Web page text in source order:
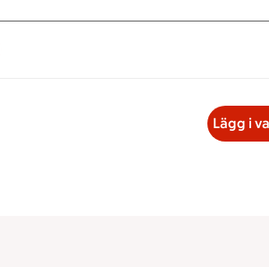
för att minska eller öka värdet, eller
28.29 kronor
Lägg i